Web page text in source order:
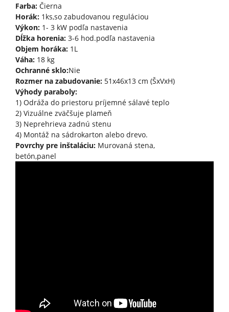
Farba:Čierna
Horák:1ks,so zabudovanou reguláciou
Výkon: 1- 3 kW podľa nastavenia
Dĺžka horenia:3-6 hod.podľa nastavenia
Objem horáka:1L
Váha: 18 kg
Ochranné sklo:Nie
Rozmer na zabudovanie: 51x46x13 cm (ŠxVxH)
Výhody paraboly:
1) Odráža do priestoru príjemné sálavé teplo
2) Vizuálne zväčšuje plameň
3) Neprehrieva zadnú stenu
4) Montáž na sádrokarton alebo drevo.
Povrchy pre inštaláciu:Murovaná stena,
betón,panel